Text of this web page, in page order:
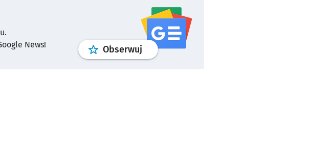
News!
Obserwuj profilgoogle news